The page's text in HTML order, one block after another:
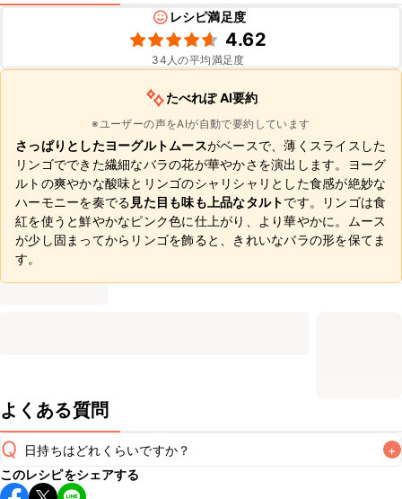
レシピ満足度
4.62
34 人の平均満足度
たべれぽ AI要約
※ユーザーの声をAIが自動で要約しています
さっぱりとしたヨーグルトムースがベースで、薄くスライスした
リンゴでできた繊細なバラの花が華やかさを演出します。ヨーグ
ルトの爽やかな酸味とリンゴのシャリシャリとした食感が絶妙な
ハーモニーを奏でる 見た目も味も上品なタルトです。リンゴは食
紅を使うと鮮やかなピンク色に仕上がり、より華やかに。ムース
が少し固まってからリンゴを飾ると、きれいなバラの形を保てま
す。
よくある質問
Q 日持ちはどれくらいですか？ +
保存期間は冷蔵で当日中が目安です。なるべくお早めにお召
このレシピをシェアする